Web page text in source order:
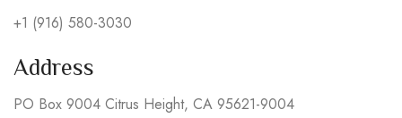
+1 (916) 580-3030
Address
PO Box 9004 Citrus Height, CA 95621-9004